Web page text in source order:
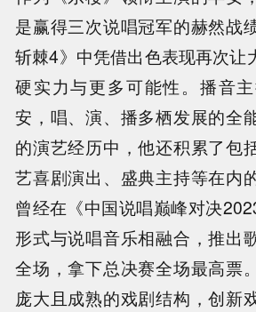
是赢得三次说唱冠军的赫然战
斩棘4》中凭借出色表现再次让
硬实力与更多可能性。播音
安，唱、演、播多栖发展的全
的演艺经历中，他还积累了包
艺喜剧演出、盛典主持等在内
曾经在《中国说唱巅峰对决
形式与说唱音乐相融合，推出
全场，拿下总决赛全场最高票
庞大且成熟的戏剧结构，创新